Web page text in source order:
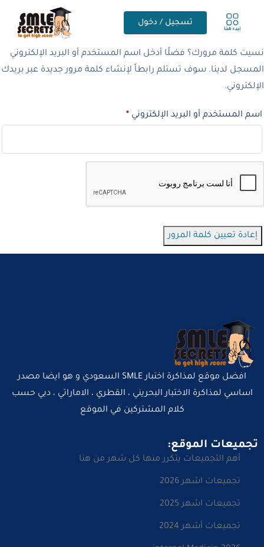
تسجيل / دخول
نسيت كلمة مرورك؟ فضلًا أدخل اسم المستخدم أو البريد الإلكتروني
المسجل لدينا. سوف تستلم رابطاً لإنشاء كلمة مرور جديدة عبر بريدك
الإلكتروني.
اسم المستخدم أو البريد الإلكتروني *
إعادة تعيين كلمة المرور
افضل موقع لمذاكرة اختبار SMLE السعودي و هو ايضا مصدر
اساسي لمذاكرة الاختبار البحريني ، القطري ، الاماراتي ، دبي حسب
كلام المشتركين في الموقع
تجميعات الموقع:
أهم التجميعات يتكرر منها كل شهر من هنا
تجميعات اشهر 2026
تجميعات اشهر 2025
تجميعات أشهر 2024